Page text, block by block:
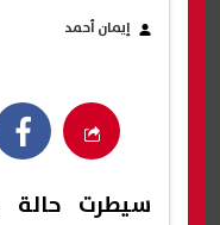
إيمان أحمد
سيطرت